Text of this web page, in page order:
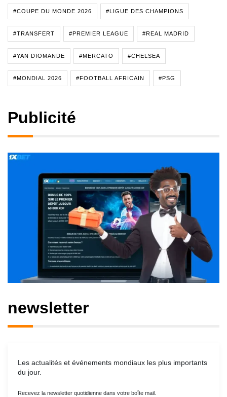
#COUPE DU MONDE 2026 #LIGUE DES CHAMPIONS
#TRANSFERT #PREMIER LEAGUE #REAL MADRID
#YAN DIOMANDE #MERCATO #CHELSEA
#MONDIAL 2026 #FOOTBALL AFRICAIN #PSG
Publicité
newsletter
Les actualités et événements mondiaux les plus importants
du jour.
Recevez la newsletter quotidienne dans votre boîte mail.